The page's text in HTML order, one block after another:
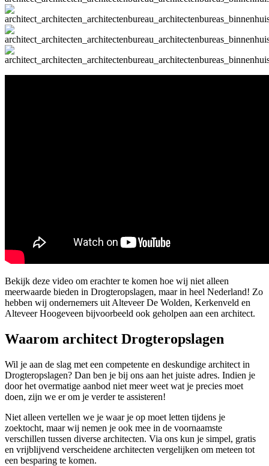
Bekijk deze video om erachter te komen hoe wij niet alleen
meerwaarde bieden in Drogteropslagen, maar in heel Nederland! Zo
hebben wij ondernemers uit Alteveer De Wolden, Kerkenveld en
Alteveer Hoogeveen bijvoorbeeld ook geholpen aan een architect.
Waarom architect Drogteropslagen
Wil je aan de slag met een competente en deskundige architect in
Drogteropslagen? Dan ben je bij ons aan het juiste adres. Indien je
door het overmatige aanbod niet meer weet wat je precies moet
doen, zijn we er om je verder te assisteren!
Niet alleen vertellen we je waar je op moet letten tijdens je
zoektocht, maar wij nemen je ook mee in de voornaamste
verschillen tussen diverse architecten. Via ons kun je simpel, gratis
en vrijblijvend verscheidene architecten vergelijken om meteen tot
een besparing te komen.